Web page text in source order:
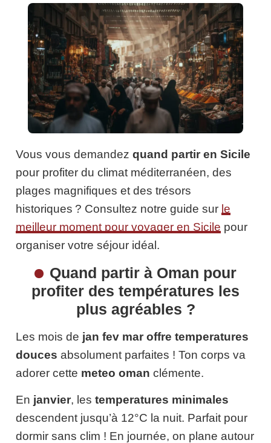
Vous vous demandez quand partir en Sicile
pour profiter du climat méditerranéen, des
plages magnifiques et des trésors
historiques ? Consultez notre guide sur le
meilleur moment pour voyager en Sicile pour
organiser votre séjour idéal.
Quand partir à Oman pour
profiter des températures les
plus agréables ?
Les mois de jan fev mar offre temperatures
douces absolument parfaites ! Ton corps va
adorer cette meteo oman clémente.
En janvier, les temperatures minimales
descendent jusqu’à 12°C la nuit. Parfait pour
dormir sans clim ! En journée, on plane autour